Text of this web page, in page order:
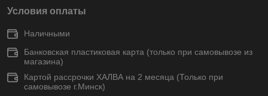
Условия оплаты
Наличными
Банковская пластиковая карта (только при самовывозе из
магазина)
Картой рассрочки ХАЛВА на 2 месяца (Только при
самовывозе г.Минск)